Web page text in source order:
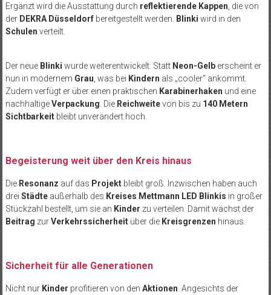
Ergänzt wird die Ausstattung durch reflektierende Kappen , die von
der DEKRA Düsseldorfbereitgestellt werden. Blinki wird in den
Schulen verteilt.
Der neue Blinki wurde weiterentwickelt: Statt Neon-Gelberscheint er
nun in modernem Grau , was bei Kindern als „cooler“ ankommt.
Zudem verfügt er über einen praktischen Karabinerhaken und eine
nachhaltigeVerpackung . Die Reichweitevon bis zu 140 Metern
Sichtbarkeitbleibt unverändert hoch.
Begeisterung weit über den Kreis hinaus
Die Resonanz auf das Projektbleibt groß. Inzwischen haben auch
drei Städteaußerhalb des Kreises Mettmann LED Blinkis in großer
Stückzahl bestellt, um sie an Kinder zu verteilen. Damit wächst der
Beitrag zurVerkehrssicherheitüber die Kreisgrenzen hinaus.
Sicherheit für alle Generationen
Nicht nur Kinder profitieren von den Aktionen . Angesichts der